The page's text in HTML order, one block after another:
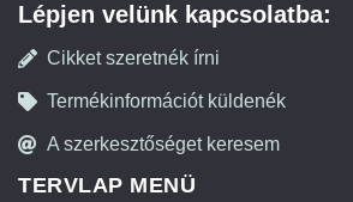
Lépjen velünk kapcsolatba:
Cikket szeretnék írni
Termékinformációt küldenék
A szerkesztőséget keresem
TERVLAP MENÜ